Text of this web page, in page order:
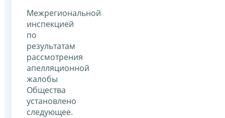
Межрегиональной
инспекцией
по
результатам
рассмотрения
апелляционной
жалобы
Общества
установлено
следующее.